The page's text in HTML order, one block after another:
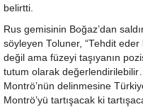
belirtti.
Rus gemisinin Boğaz’dan
söyleyen Toluner, “Tehdit
değil ama füzeyi taşıyanın
tutum olarak
Montrö’nün delinmesine
Montrö’yü tartışacak ki